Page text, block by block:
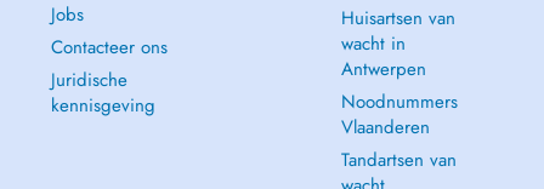
Jobs
Contacteer ons
Juridische
kennisgeving
Huisartsen van
wacht in
Antwerpen
Noodnummers
Vlaanderen
Tandartsen van